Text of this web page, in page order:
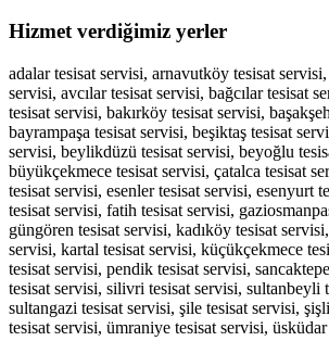
Hizmet verdiğimiz yerler
adalar tesisat servisi, arnavutköy tesisat
servisi, avcılar tesisat servisi, bağcılar tesisat
tesisat servisi, bakırköy tesisat servisi,
bayrampaşa tesisat servisi, beşiktaş tesisat
servisi, beylikdüzü tesisat servisi, beyoğlu
büyükçekmece tesisat servisi, çatalca tesisat
tesisat servisi, esenler tesisat servisi, esenyurt
tesisat servisi, fatih tesisat servisi,
güngören tesisat servisi, kadıköy tesisat
servisi, kartal tesisat servisi, küçükçekmece
tesisat servisi, pendik tesisat servisi,
tesisat servisi, silivri tesisat servisi, sultanbeyli
sultangazi tesisat servisi, şile tesisat servisi,
tesisat servisi, ümraniye tesisat servisi,